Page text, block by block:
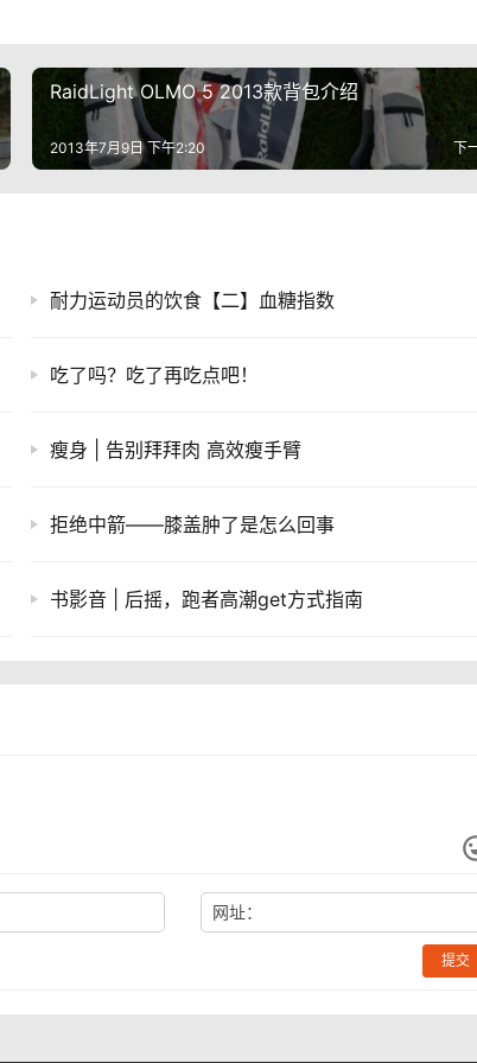
RaidLight OLMO 5 2013款背包介绍
下
2013年7月9日 下午2:20
耐力运动员的饮食【二】血糖指数
吃了吗？吃了再吃点吧！
瘦身 | 告别拜拜肉 高效瘦手臂
拒绝中箭——膝盖肿了是怎么回事
书影音 | 后摇，跑者高潮get方式指南
网址：
提交